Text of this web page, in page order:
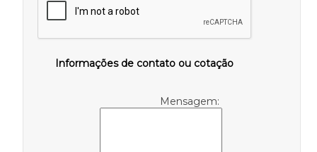
Informações de contato ou cotação
Mensagem: